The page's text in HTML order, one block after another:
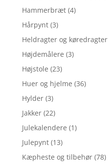
Hammerbræt (4)
Hårpynt (3)
Heldragter og køredragter
Højdemålere (3)
Højstole (23)
Huer og hjelme (36)
Hylder (3)
Jakker (22)
Julekalendere (1)
Julepynt (13)
Kæpheste og tilbehør (78)